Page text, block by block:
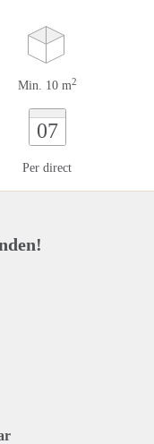
Min. 10 m2
07
Per direct